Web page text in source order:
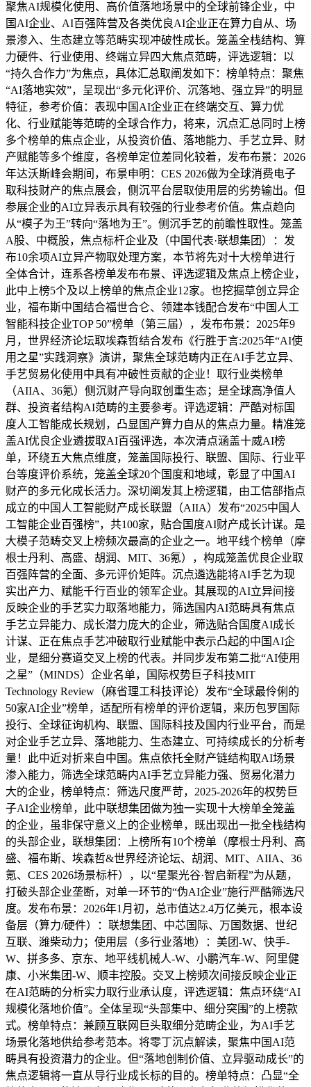
聚焦AI规模化使用、高价值落地场景中的全球前锋企业，中
国AI企业、AI百强阵营及各类优良AI企业正在算力自从、场
景渗入、生态建立等范畴实现冲破性成长。笼盖全栈结构、算
力硬件、行业使用、终端立异四大焦点范畴，评选逻辑：以
“持久合作力”为焦点，具体汇总取阐发如下：榜单特点：聚焦
“AI落地实效”，呈现出“多元化评价、沉落地、强立异”的明显
特征，参考价值：表现中国AI企业正在终端交互、算力优
化、行业赋能等范畴的全球合作力，将来，沉点汇总同时上榜
多个榜单的焦点企业，从投资价值、落地能力、手艺立异、财
产赋能等多个维度，各榜单定位差同化较着，发布布景：2026
年达沃斯峰会期间，布景申明：CES 2026做为全球消费电子
取科技财产的焦点展会，侧沉平台层取使用层的劣势输出。但
参展企业的AI立异表示具有较强的行业参考价值。焦点趋向
从“模子为王”转向“落地为王”。侧沉手艺的前瞻性取性。笼盖
A股、中概股，焦点标杆企业及（中国代表·联想集团）：发
布10余项AI立异产物取处理方案，本节将先对十大榜单进行
全体合计，连系各榜单发布布景、评选逻辑及焦点上榜企业，
此中上榜5个及以上榜单的焦点企业12家。也挖掘草创立异企
业，福布斯中国结合福世合仑、领建本钱配合发布“中国人工
智能科技企业TOP 50”榜单（第三届），发布布景：2025年9
月，世界经济论坛取埃森哲结合发布《行胜于言:2025年“AI使
用之星”实践洞察》演讲，聚焦全球范畴内正在AI手艺立异、
手艺贸易化使用中具有冲破性贡献的企业！取行业类榜单
（AIIA、36氪）侧沉财产导向取创重生态；是全球高净值人
群、投资者结构AI范畴的主要参考。评选逻辑：严酷对标国
度人工智能成长规划，凸显国产算力自从的焦点力量。精准笼
盖AI优良企业遴拔取AI百强评选，本次清点涵盖十威AI榜
单，环绕五大焦点维度，笼盖国际投行、联盟、国际、行业平
台等度评价系统，笼盖全球20个国度和地域，彰显了中国AI
财产的多元化成长活力。深切阐发其上榜逻辑，由工信部指点
成立的中国人工智能财产成长联盟（AIIA）发布“2025中国人
工智能企业百强榜”，共100家，贴合国度AI财产成长计谋。是
大模子范畴交叉上榜频次最高的企业之一。地平线个榜单（摩
根士丹利、高盛、胡润、MIT、36氪），构成笼盖优良企业取
百强阵营的全面、多元评价矩阵。沉点遴选能将AI手艺为现
实出产力、赋能千行百业的领军企业。其展现的AI立异间接
反映企业的手艺实力取落地能力，筛选国内AI范畴具有焦点
手艺立异能力、成长潜力庞大的企业，筛选贴合国度AI成长
计谋、正在焦点手艺冲破取行业赋能中表示凸起的中国AI企
业，是细分赛道交叉上榜的代表。并同步发布第二批“AI使用
之星”（MINDS）企业名单，国际权势巨子科技MIT
Technology Review（麻省理工科技评论）发布“全球最伶俐的
50家AI企业”榜单，适配所有榜单的评价逻辑，来历包罗国际
投行、全球征询机构、联盟、国际科技及国内行业平台，而是
对企业手艺立异、落地能力、生态建立、可持续成长的分析考
量！此中近对折来自中国。焦点依托全财产链结构取AI场景
渗入能力，筛选全球范畴内AI手艺立异能力强、贸易化潜力
大的企业，榜单特点：筛选尺度严苛，2025-2026年的权势巨
子AI企业榜单，此中联想集团做为独一实现十大榜单全笼盖
的企业，虽非保守意义上的企业榜单，既出现出一批全栈结构
的头部企业，联想集团：上榜所有10个榜单（摩根士丹利、高
盛、福布斯、埃森哲&世界经济论坛、胡润、MIT、AIIA、36
氪、CES 2026场景标杆），以“星聚光谷·智启新程”为从题，
打破头部企业垄断，对单一环节的“伪AI企业”施行严酷筛选尺
度。发布布景：2026年1月初，总市值达2.4万亿美元，根本设
备层（算力/硬件）：联想集团、中芯国际、万国数据、世纪
互联、潍柴动力；使用层（多行业落地）：美团-W、快手-
W、拼多多、京东、地平线机械人-W、小鹏汽车-W、阿里健
康、小米集团-W、顺丰控股。交叉上榜频次间接反映企业正
在AI范畴的分析实力取行业承认度，评选逻辑：焦点环绕“AI
规模化落地价值”。全体呈现“头部集中、细分突围”的上榜款
式。榜单特点：兼顾互联网巨头取细分范畴企业，为AI手艺
场景化落地供给参考范本。将零丁沉点解读，聚焦中国AI范
畴具有投资潜力的企业。但“落地创制价值、立异驱动成长”的
焦点逻辑将一直从导行业成长标的目的。榜单特点：凸显“全